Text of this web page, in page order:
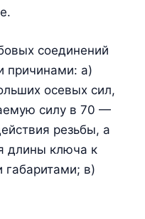
соединений
причинами: а)
осевых сил,
силу в 70 —
резьбы, а
длины ключа к
в)